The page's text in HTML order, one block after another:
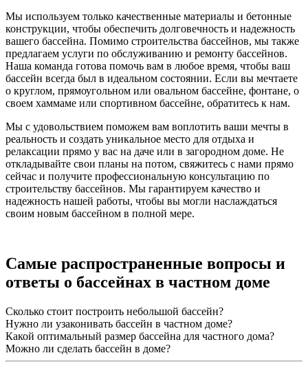
Мы используем только качественные материалы и бетонные
конструкции, чтобы обеспечить долговечность и надежность
вашего бассейна. Помимо строительства бассейнов, мы также
предлагаем услуги по обслуживанию и ремонту бассейнов.
Наша команда готова помочь вам в любое время, чтобы ваш
бассейн всегда был в идеальном состоянии. Если вы мечтаете
о круглом, прямоугольном или овальном бассейне, фонтане, о
своем хаммаме или спортивном бассейне, обратитесь к нам.
Мы с удовольствием поможем вам воплотить ваши мечты в
реальность и создать уникальное место для отдыха и
релаксации прямо у вас на даче или в загородном доме. Не
откладывайте свои планы на потом, свяжитесь с нами прямо
сейчас и получите профессиональную консультацию по
строительству бассейнов. Мы гарантируем качество и
надежность нашей работы, чтобы вы могли наслаждаться
своим новым бассейном в полной мере.
Самые распространенные вопросы и
ответы о бассейнах в частном доме
Сколько стоит построить небольшой бассейн?
Нужно ли узаконивать бассейн в частном доме?
Какой оптимальный размер бассейна для частного дома?
Можно ли сделать бассейн в доме?